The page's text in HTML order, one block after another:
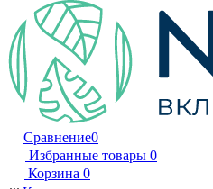
Сравнение0
Избранные товары 0
Корзина 0